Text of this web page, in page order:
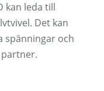
kan leda till
Det kan
spänningar och